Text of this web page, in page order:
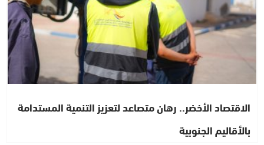
الاقتصاد الأخضر.. رهان متصاعد لتعزيز التنمية المستدامة
بالأقاليم الجنوبية